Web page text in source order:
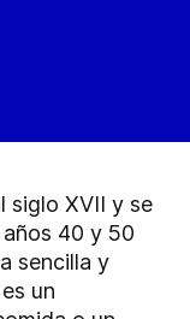
siglo XVII y se
40 y 50
sencilla y
un